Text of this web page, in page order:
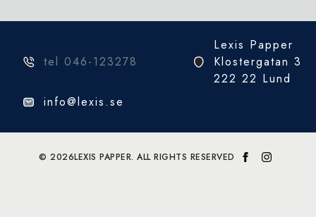
tel 046-123278
Lexis Papper
Klostergatan 3
222 22 Lund
info@lexis.se
© 2026LEXIS PAPPER. ALL RIGHTS RESERVED